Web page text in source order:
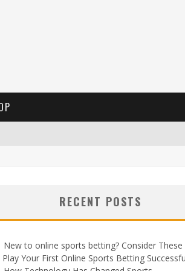
RECENT POSTS
New to online sports betting? Consider These
Your First Online Sports Betting